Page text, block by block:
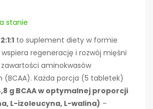
stanie
to suplement diety w formie
regenerację i rozwój mięśni
aminokwasów
(BCAA). Każda porcja (5 tabletek)
g BCAA w optymalnej proporcji
L-izoleucyna, L-walina) –